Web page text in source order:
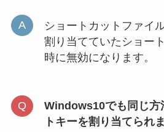
ショートカットファイ
割り当てていたショー
時に無効になります。
Windows10でも同じ方
トキーを割り当てられ